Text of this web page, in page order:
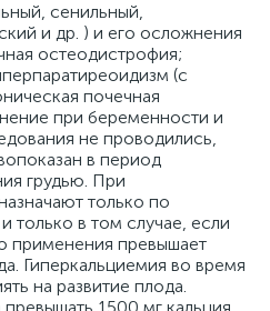
сенильный,
и др. ) и его осложнения
остеодистрофия;
(с
почечная
при беременности и
не проводились,
в период
грудью. При
только по
только в том случае, если
применения превышает
Гиперкальциемия во время
на развитие плода.